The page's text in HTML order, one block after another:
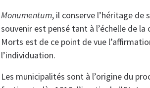
Monumentum, il conserve l’héritage
souvenir est pensé tant à l’échelle de
Morts est de ce point de vue
l’individuation.
Les municipalités sont à l’origine du